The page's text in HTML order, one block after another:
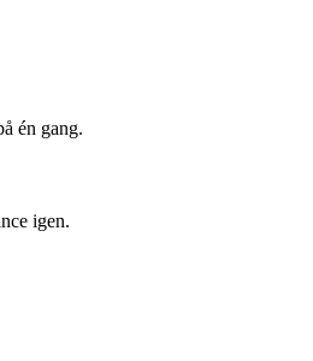
én gang.
igen.